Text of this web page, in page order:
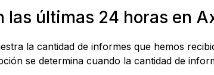
las últimas 24 horas en
la cantidad de informes que hemos
se determina cuando la cantidad de